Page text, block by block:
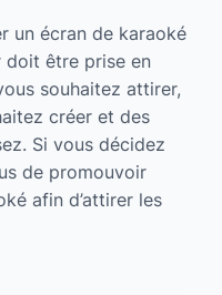
un écran de karaoké
doit être prise en
souhaitez attirer,
créer et des
Si vous décidez
de promouvoir
afin d’attirer les